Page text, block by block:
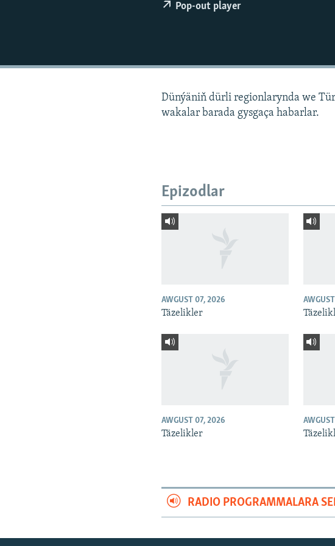
Pop-out player
Dünýäniň dürli regionlarynda we
wakalar barada gysgaça habarlar.
Epizodlar
AWGUST 07, 2026
Täzelikler
AWGUST 07, 2026
Täzelikler
RADIO PROGRAMMALARA